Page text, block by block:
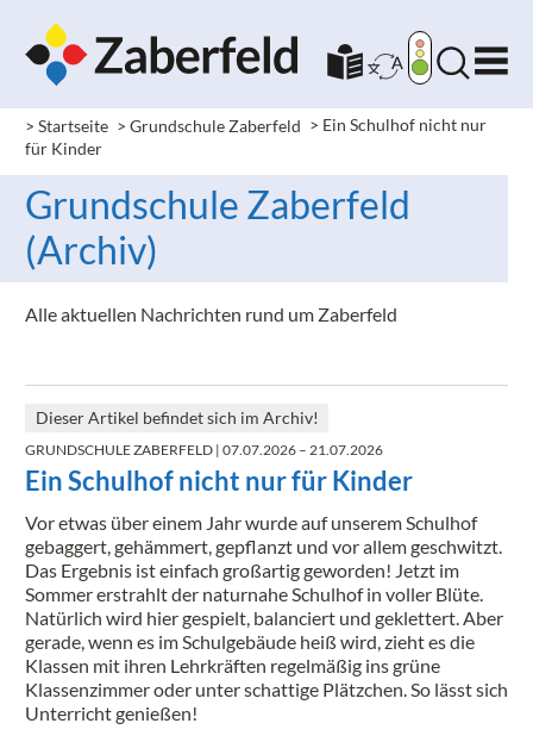
> Startseite > Grundschule Zaberfeld > Ein Schulhof nicht nur
für Kinder
Grundschule Zaberfeld
(Archiv)
Alle aktuellen Nachrichten rund um Zaberfeld
Dieser Artikel befindet sich im Archiv!
GRUNDSCHULE ZABERFELD | 07.07.2026 – 21.07.2026
Ein Schulhof nicht nur für Kinder
Vor etwas über einem Jahr wurde auf unserem Schulhof
gebaggert, gehämmert, gepflanzt und vor allem geschwitzt.
Das Ergebnis ist einfach großartig geworden! Jetzt im
Sommer erstrahlt der naturnahe Schulhof in voller Blüte.
Natürlich wird hier gespielt, balanciert und geklettert. Aber
gerade, wenn es im Schulgebäude heiß wird, zieht es die
Klassen mit ihren Lehrkräften regelmäßig ins grüne
Klassenzimmer oder unter schattige Plätzchen. So lässt sich
Unterricht genießen!